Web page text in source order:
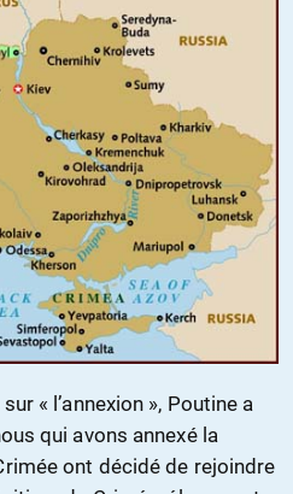
« l’annexion », Poutine a
qui avons annexé la
ont décidé de rejoindre